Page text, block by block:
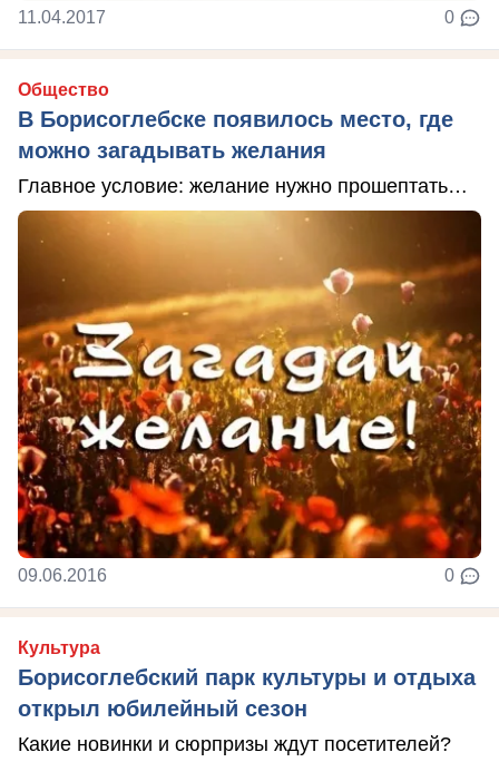
11.04.2017 0
Общество
В Борисоглебске появилось место, где
можно загадывать желания
Главное условие: желание нужно прошептать…
09.06.2016 0
Культура
Борисоглебский парк культуры и отдыха
открыл юбилейный сезон
Какие новинки и сюрпризы ждут посетителей?